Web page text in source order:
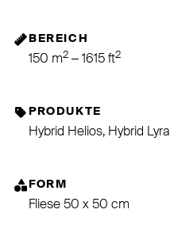
BEREICH
150 m2 – 1615 ft2
PRODUKTE
Hybrid Helios, Hybrid Lyra
FORM
Fliese 50 x 50 cm